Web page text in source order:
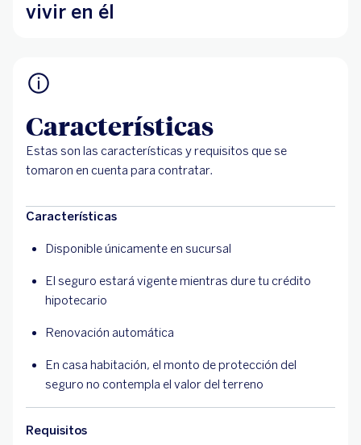
vivir en él
Características
Estas son las características y requisitos que se
tomaron en cuenta para contratar.
Características
Disponible únicamente en sucursal
El seguro estará vigente mientras dure tu crédito
hipotecario
Renovación automática
En casa habitación, el monto de protección del
seguro no contempla el valor del terreno
Requisitos